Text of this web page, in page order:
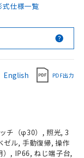
式仕様一覧
English PDF出力
チ（φ30）, 照光, 3
ゼル, 手動復帰, 操作
）, IP66, ねじ端子台,